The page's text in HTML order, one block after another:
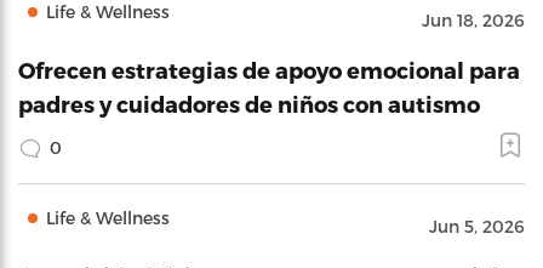
Life & Wellness Jun 18, 2026
Ofrecen estrategias de apoyo emocional para
padres y cuidadores de niños con autismo
0
Life & Wellness Jun 5, 2026